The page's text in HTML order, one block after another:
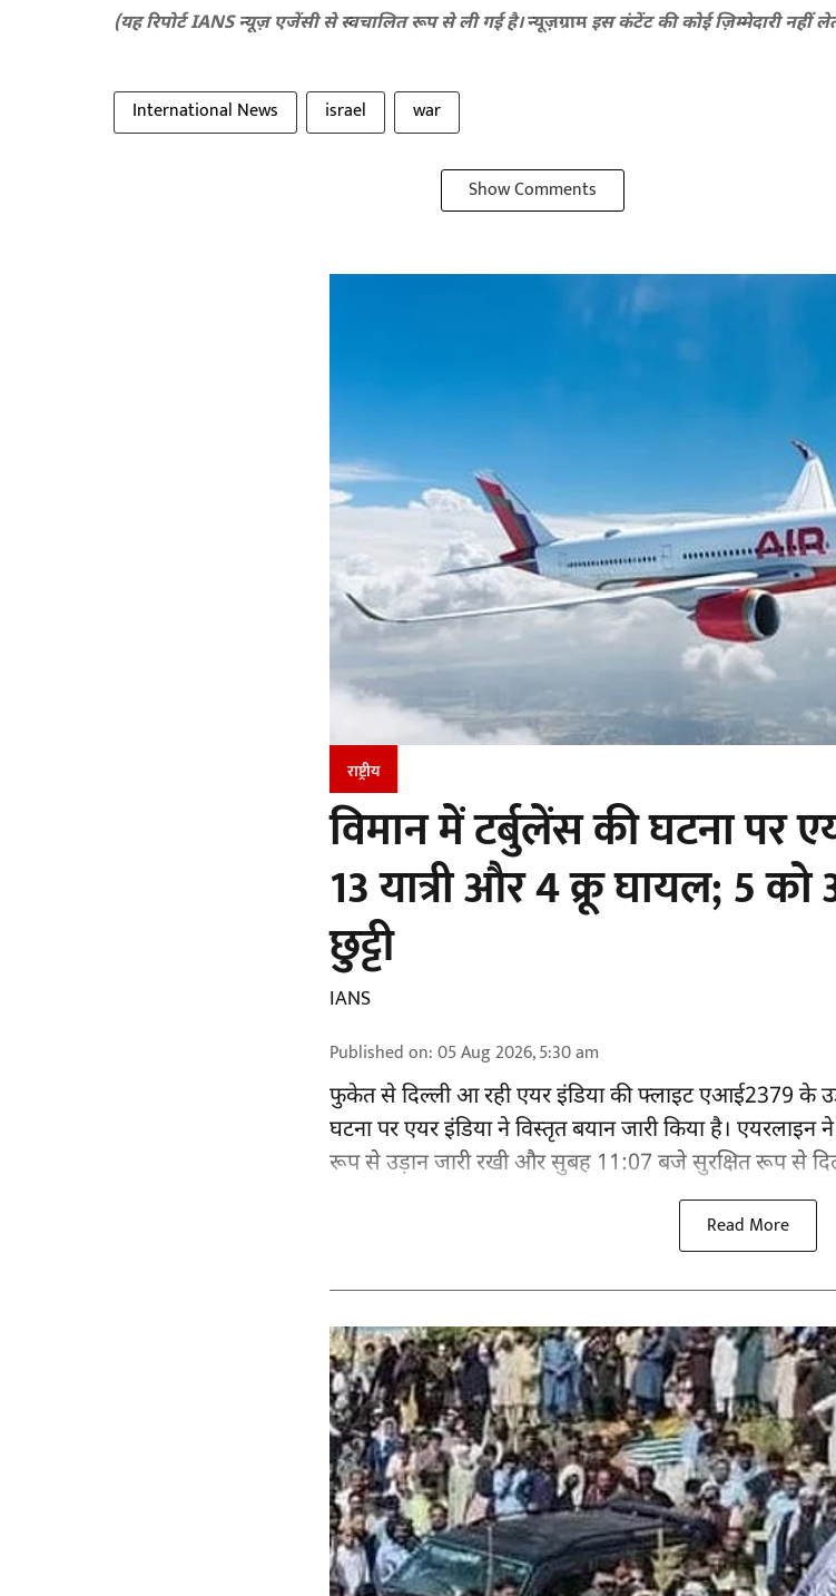
(यह रिपोर्ट IANS न्यूज़ एजेंसी से स्वचालित रूप से ली गई है।न्यूज़ग्रामइस कंटेंट की कोई ज़िम्मेदारी नहीं
International News israel war
Show Comments
राष्ट्रीय
विमान में टर्बुलेंस की घटना पर
13 यात्री और 4 क्रू घायल; 5
छुट्टी
IANS
Published on:05 Aug 2026, 5:30 am
फुकेत सेदिल्लीआ रही एयर इंडिया की फ्लाइट एआई2379 के
घटना पर एयर इंडिया ने विस्तृत बयान जारी किया है। एयरलाइन
रूप से उड़ान जारी रखी और सुबह 11:07 बजे सुरक्षित रूप से
Read More